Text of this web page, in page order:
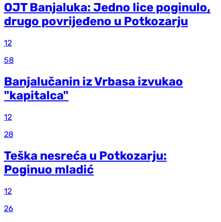
OJT Banjaluka: Jedno lice poginulo,
drugo povrijeđeno u Potkozarju
12
58
Banjalučanin iz Vrbasa izvukao
"kapitalca"
12
28
Teška nesreća u Potkozarju:
Poginuo mladić
12
26